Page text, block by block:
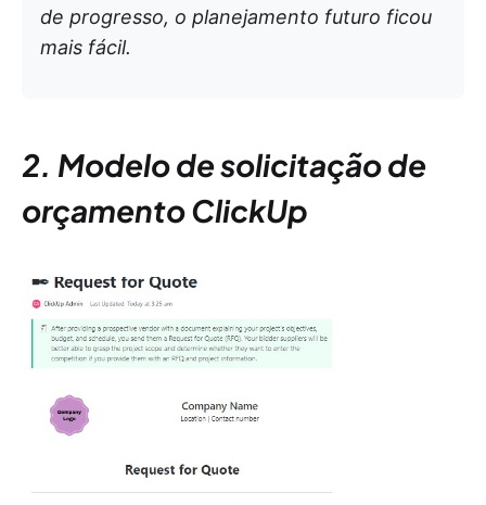
de progresso, o planejamento futuro ficou
mais fácil.
2. Modelo de solicitação de
orçamento ClickUp